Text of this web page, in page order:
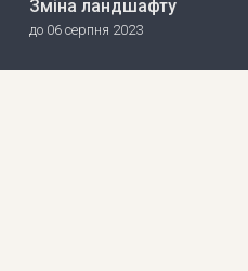
Зміна ландшафту
до 06 серпня 2023